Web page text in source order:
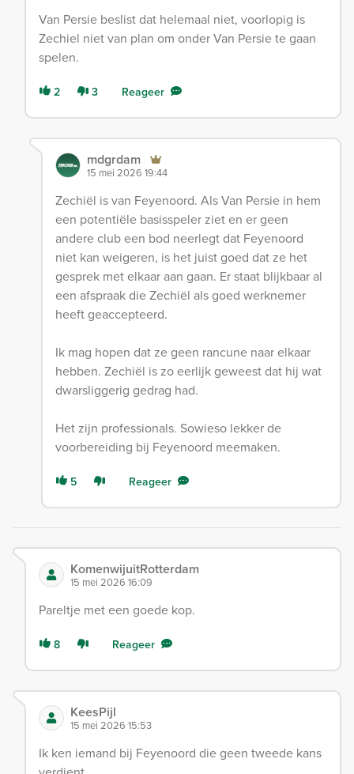
Van Persie beslist dat helemaal niet, voorlopig is
Zechiel niet van plan om onder Van Persie te gaan
spelen.
2 3 Reageer
mdgrdam
15 mei 2026 19:44
Zechiël is van Feyenoord. Als Van Persie in hem
een potentiële basisspeler ziet en er geen
andere club een bod neerlegt dat Feyenoord
niet kan weigeren, is het juist goed dat ze het
gesprek met elkaar aan gaan. Er staat blijkbaar al
een afspraak die Zechiël als goed werknemer
heeft geaccepteerd.
Ik mag hopen dat ze geen rancune naar elkaar
hebben. Zechiël is zo eerlijk geweest dat hij wat
dwarsliggerig gedrag had.
Het zijn professionals. Sowieso lekker de
voorbereiding bij Feyenoord meemaken.
5 Reageer
KomenwijuitRotterdam
15 mei 2026 16:09
Pareltje met een goede kop.
8 Reageer
KeesPijl
15 mei 2026 15:53
Ik ken iemand bij Feyenoord die geen tweede kans